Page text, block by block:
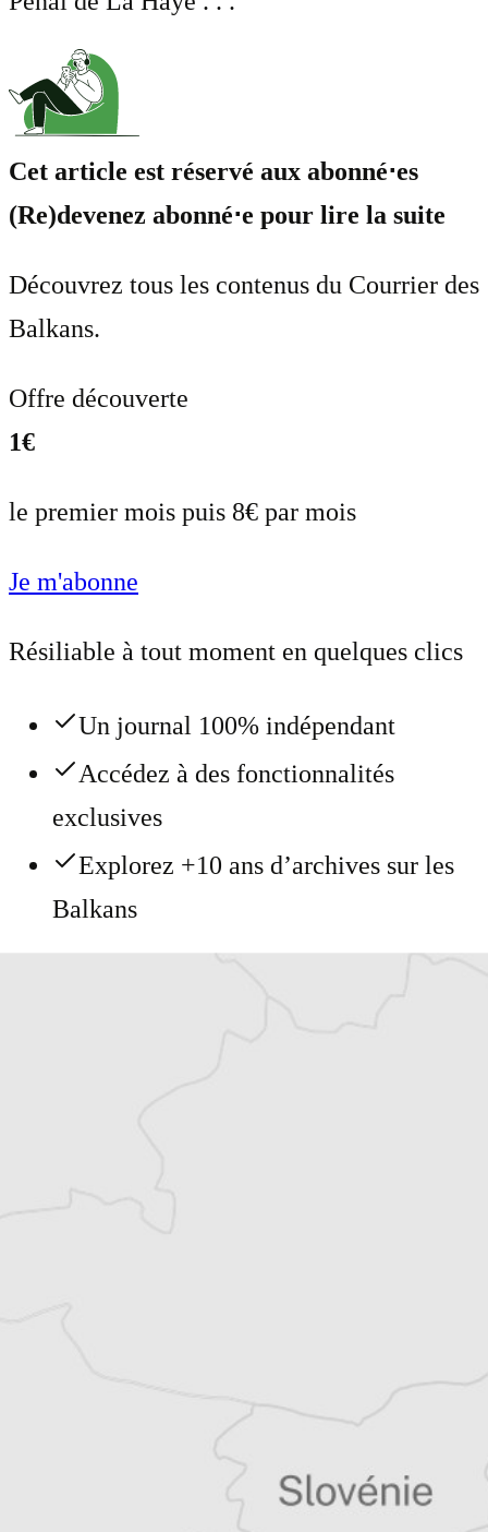
Cet article est réservé aux abonné⋅es
(Re)devenez abonné⋅e pour lire la suite
Découvrez tous les contenus du Courrier des
Balkans.
Offre découverte
1€
le premier mois puis 8€ par mois
Je m'abonne
Résiliable à tout moment en quelques clics
Un journal 100% indépendant
Accédez à des fonctionnalités
exclusives
Explorez +10 ans d’archives sur les
Balkans